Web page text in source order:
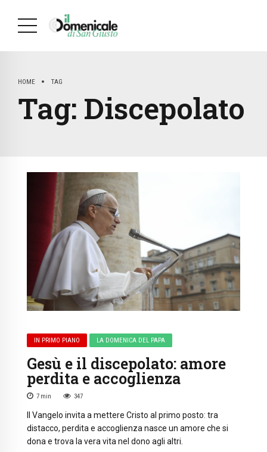
HOME TAG
Tag: Discepolato
IN PRIMO PIANO LA DOMENICA DEL PAPA
Gesù e il discepolato: amore
perdita e accoglienza
7 min 347
Il Vangelo invita a mettere Cristo al primo posto: tra
distacco, perdita e accoglienza nasce un amore che si
dona e trova la vera vita nel dono agli altri.